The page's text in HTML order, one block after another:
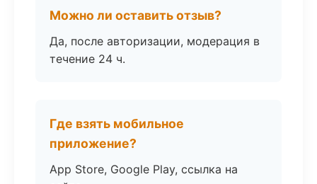
Можно ли оставить отзыв?
Да, после авторизации, модерация в
течение 24 ч.
Где взять мобильное
приложение?
App Store, Google Play, ссылка на